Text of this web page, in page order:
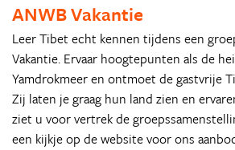
ANWB Vakantie
Leer Tibet echt kennen tijdens een
Vakantie. Ervaar hoogtepunten als de
Yamdrokmeer en ontmoet de gastvrije
Zij laten je graag hun land zien en
ziet u voor vertrek de
een kijkje op de website voor ons